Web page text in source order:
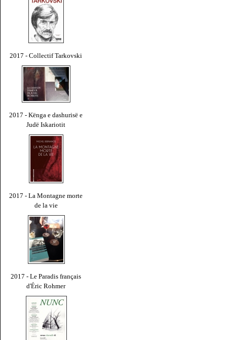
2017 - Collectif Tarkovski
2017 - Kënga e dashurisë e
Judë Iskariotit
2017 - La Montagne morte
de la vie
2017 - Le Paradis français
d'Éric Rohmer